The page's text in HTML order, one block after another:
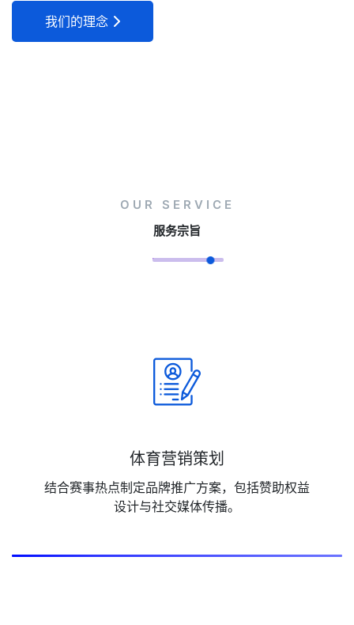
我们的理念
OUR SERVICE
服务宗旨
体育营销策划
结合赛事热点制定品牌推广方案，包括赞助权益
设计与社交媒体传播。